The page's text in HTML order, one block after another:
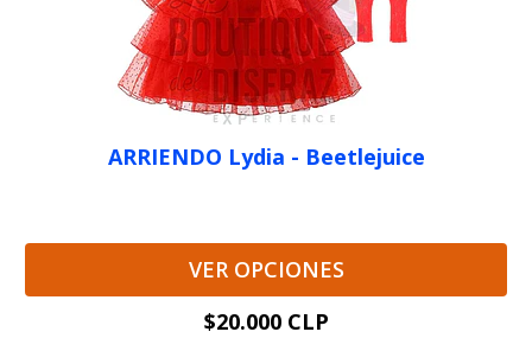
ARRIENDO Lydia - Beetlejuice
VER OPCIONES
$20.000 CLP